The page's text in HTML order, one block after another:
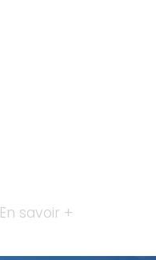
En savoir +